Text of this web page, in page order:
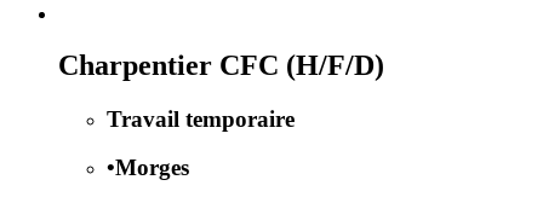
Charpentier CFC (H/F/D)
Travail temporaire
•Morges